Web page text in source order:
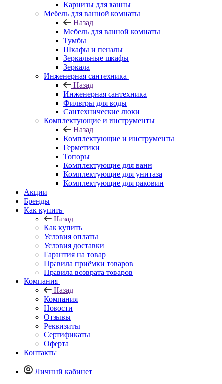
Карнизы для ванны
Мебель для ванной комнаты
Назад
Мебель для ванной комнаты
Тумбы
Шкафы и пеналы
Зеркальные шкафы
Зеркала
Инженерная сантехника
Назад
Инженерная сантехника
Фильтры для воды
Сантехнические люки
Комплектующие и инструменты
Назад
Комплектующие и инструменты
Герметики
Топоры
Комплектующие для ванн
Комплектующие для унитаза
Комплектующие для раковин
Акции
Бренды
Как купить
Назад
Как купить
Условия оплаты
Условия доставки
Гарантия на товар
Правила приёмки товаров
Правила возврата товаров
Компания
Назад
Компания
Новости
Отзывы
Реквизиты
Сертификаты
Оферта
Контакты
Личный кабинет